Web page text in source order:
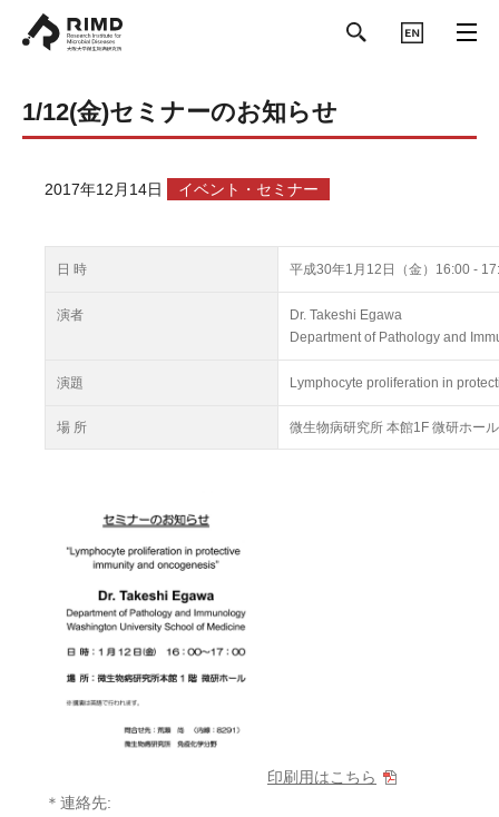
1/12(金)セミナーのお知らせ
2017年12月14日 イベント・セミナー
日 時 平成30年1月12日（金）16:00 -
演者
Dr. Takeshi Egawa
Department of Pathology and
演題 Lymphocyte proliferation in
場 所 微生物病研究所 本館1F 微研ホール
印刷用はこちら
＊連絡先: